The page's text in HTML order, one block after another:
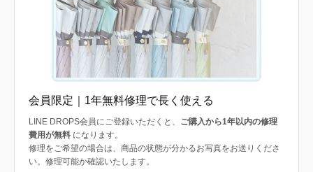
会員限定｜1年無料修理で長く使える
LINE DROPS会員にご登録いただくと、 ご購入から1年以内の修理
費用が無料 になります。
修理をご希望の場合は、商品の状態が分かるお写真をお送りくださ
い。修理可能か確認いたします。